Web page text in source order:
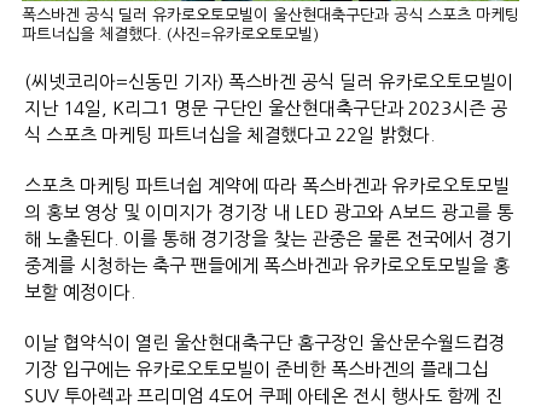
폭스바겐 공식 딜러 유카로오토모빌이 울산현대축구단과 공식 스포츠 마케팅
파트너십을 체결했다. (사진=유카로오토모빌)
(씨넷코리아=신동민 기자) 폭스바겐 공식 딜러 유카로오토모빌이
지난 14일, K리그1 명문 구단인 울산현대축구단과 2023시즌 공
식 스포츠 마케팅 파트너십을 체결했다고 22일 밝혔다.
스포츠 마케팅 파트너쉽 계약에 따라 폭스바겐과 유카로오토모빌
의 홍보 영상 및 이미지가 경기장 내 LED 광고와 A보드 광고를 통
해 노출된다. 이를 통해 경기장을 찾는 관중은 물론 전국에서 경기
중계를 시청하는 축구 팬들에게 폭스바겐과 유카로오토모빌을 홍
보할 예정이다.
이날 협약식이 열린 울산현대축구단 홈구장인 울산문수월드컵경
기장 입구에는 유카로오토모빌이 준비한 폭스바겐의 플래그십
SUV 투아렉과 프리미엄 4도어 쿠페 아테온 전시 행사도 함께 진